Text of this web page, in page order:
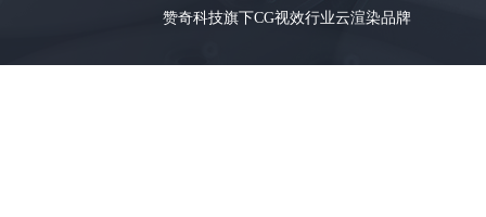
赞奇科技旗下CG视效行业云渲染品牌